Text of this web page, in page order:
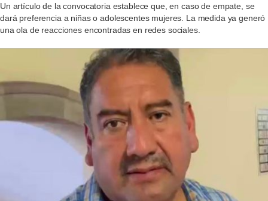
Un artículo de la convocatoria establece que, en caso de empate, se
dará preferencia a niñas o adolescentes mujeres. La medida ya generó
una ola de reacciones encontradas en redes sociales.